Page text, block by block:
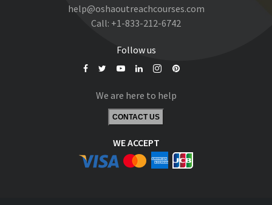
help@oshaoutreachcourses.com
Call: +1-833-212-6742
Follow us
We are here to help
CONTACT US
WE ACCEPT